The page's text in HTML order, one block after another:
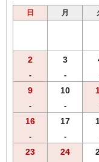
■宿泊税のご案内■
大阪府条例により、ご
日 月
2
-
3
-
9
-
10
-
16
-
17
-
23 24